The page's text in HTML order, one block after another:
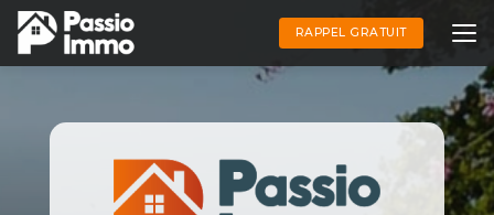
Aller
au
contenu
principal
RAPPEL GRATUIT